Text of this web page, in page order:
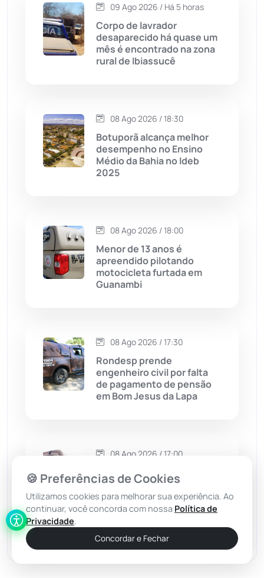
Candiba
Cândido Sales (121)
Caturama
Chapada Diamantina
Contendas do Sincorá
Cordeiros
Economia
Educação
Érico Cardoso
Feira da Mata (23)
(130)
Guanambi (3501)
09 Ago 2026 / Há 5 horas
Corpo de lavrador
desaparecido há quase um
mês é encontrado na zona
rural de Ibiassucê
08 Ago 2026 / 18:30
Botuporã alcança melhor
desempenho no Ensino
Médio da Bahia no Ideb
2025
08 Ago 2026 / 18:00
Menor de 13 anos é
apreendido pilotando
motocicleta furtada em
Guanambi
08 Ago 2026 / 17:30
Rondesp prende
engenheiro civil por falta
de pagamento de pensão
em Bom Jesus da Lapa
08 Ago 2026 / 17:00
Homem com mandado de
prisão aberto é flagrado
pelo reconhecimento facial
em Guanambi
🍪 Preferências de Cookies
Utilizamos cookies para melhorar sua experiência. Ao
continuar, você concorda com nossa Política de
Privacidade.
Concordar e Fechar